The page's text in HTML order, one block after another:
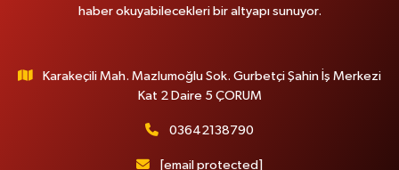
haber okuyabilecekleri bir altyapı sunuyor.
Karakeçili Mah. Mazlumoğlu Sok. Gurbetçi Şahin İş Merkezi
Kat 2 Daire 5 ÇORUM
03642138790
[email protected]